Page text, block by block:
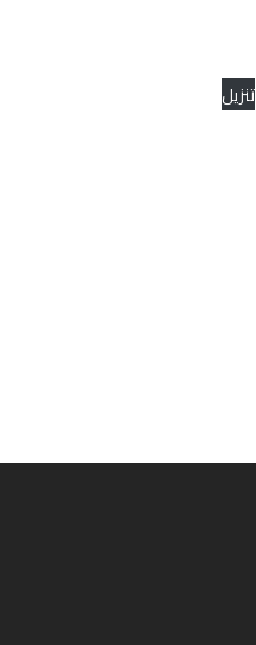
تنزيل